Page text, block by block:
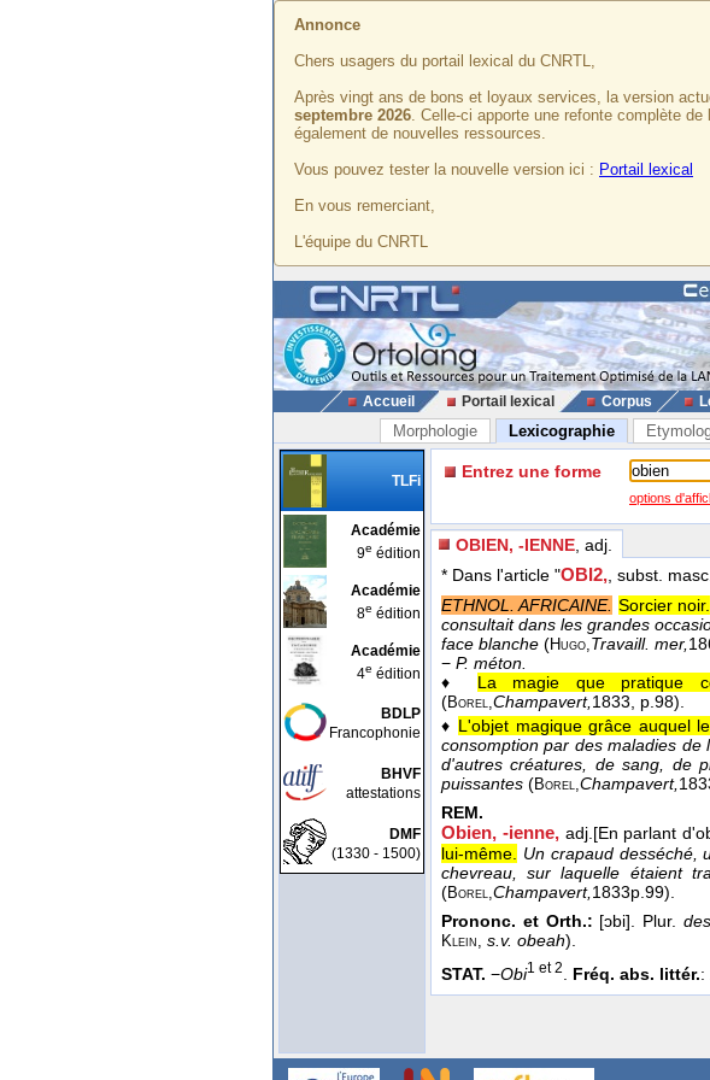
Annonce
Chers usagers du portail lexical du CNRTL,
Après vingt ans de bons et loyaux services, la version
septembre 2026. Celle-ci apporte une refonte complète
également de nouvelles ressources.
Vous pouvez tester la nouvelle version ici : Portail lexical
En vous remerciant,
L'équipe du CNRTL
Accueil Portail lexical Corpus
Morphologie Lexicographie
TLFi
Académie
9e édition
Académie
8e édition
Académie
4e édition
BDLP
Francophonie
BHVF
attestations
DMF
(1330 - 1500)
Entrez une forme
options
OBIEN, -IENNE , adj.
* Dans l'article "OBI2,, subst.
ETHNOL. AFRICAINE. Sorcier noir.
consultait dans les grandes
face blanche (Hugo,Travaill. mer,
− P. méton.
♦ La magie que pratique
(Borel,Champavert,1833, p.98).
♦ L'objet magique grâce auquel
consomption par des maladies
d'autres créatures, de sang, de
puissantes (Borel,Champavert,
REM.
Obien, -ienne, adj.[En parlant
lui-même. Un crapaud desséché,
chevreau, sur laquelle étaient
(Borel,Champavert,1833p.99).
Prononc. et Orth.: [ɔbi]. Plur.
Klein, s.v. obeah).
STAT. −Obi1 et 2 Fréq. abs. littér.: